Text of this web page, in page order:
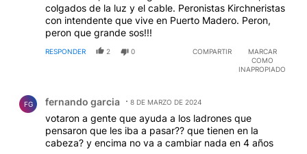
colgados de la luz y el cable. Peronistas Kirchneristas
con intendente que vive en Puerto Madero. Peron,
peron que grande sos!!!
RESPONDER 2 0 COMPARTIR
MARCAR
COMO
INAPROPIADO
FG fernando garcia 8 DE MARZO DE 2024
votaron a gente que ayuda a los ladrones que
pensaron que les iba a pasar?? que tienen en la
cabeza? y encima no va a cambiar nada en 4 años